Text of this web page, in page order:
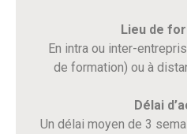
Lieu de
En intra ou inter-
de formation) ou à
Délai
Un délai moyen de 3